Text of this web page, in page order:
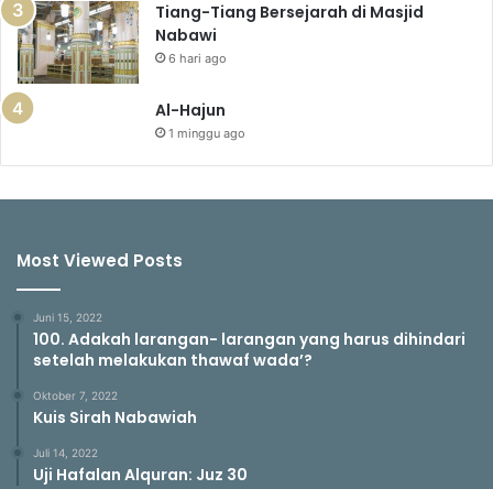
Tiang-Tiang Bersejarah di Masjid
Nabawi
6 hari ago
Al-Hajun
1 minggu ago
Most Viewed Posts
Juni 15, 2022
100. Adakah larangan- larangan yang harus dihindari
setelah melakukan thawaf wada’?
Oktober 7, 2022
Kuis Sirah Nabawiah
Juli 14, 2022
Uji Hafalan Alquran: Juz 30